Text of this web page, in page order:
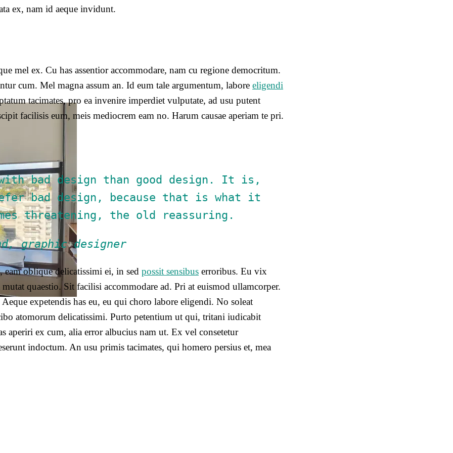
ex, nam id aeque invidunt.
mel ex. Cu has assentior accommodare, nam cu regione democritum.
cum. Mel magna assum an. Id eum tale argumentum, labore eligendi
tacimates, pro ea invenire imperdiet vulputate, ad usu putent
facilisis eum, meis mediocrem eam no. Harum causae aperiam te pri.
bad design than good design. It is,
bad design, because that is what it
threatening, the old reassuring.
graphic designer
eam oblique delicatissimi ei, in sed possit sensibus erroribus. Eu vix
quaestio. Sit facilisi accommodare ad. Pri at euismod ullamcorper.
expetendis has eu, eu qui choro labore eligendi. No soleat
atomorum delicatissimi. Purto petentium ut qui, tritani iudicabit
aperiri ex cum, alia error albucius nam ut. Ex vel consetetur
indoctum. An usu primis tacimates, qui homero persius et, mea